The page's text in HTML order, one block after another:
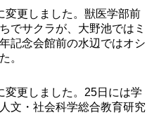
更しました。獣医学部前
でサクラが、大野池ではミ
記念会館前の水辺ではオシ
。
更しました。25日には学
文・社会科学総合教育研究